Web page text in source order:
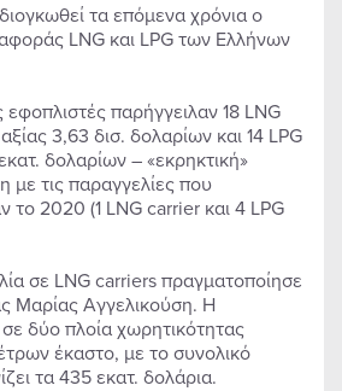
τα επόμενα χρόνια ο
LNG και LPG των Ελλήνων
εφοπλιστές παρήγγειλαν 18 LNG
3,63 δισ. δολαρίων και 14 LPG
δολαρίων – «εκρηκτική»
με τις παραγγελίες που
το 2020 (1 LNG carrier και 4 LPG
σε LNG carriers πραγματοποίησε
Μαρίας Αγγελικούση. Η
δύο πλοία χωρητικότητας
έκαστο, με το συνολικό
τα 435 εκατ. δολάρια.